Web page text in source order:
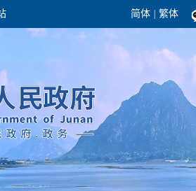
简体 繁体
团结高
领导之窗 政府机
政府会议 政府公
政府目录 政府数
政府工作报告